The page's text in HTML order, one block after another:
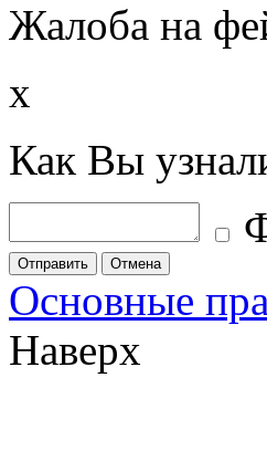
Жалоба на
x
Как Вы
Отправить Отмена
Основные
Наверх